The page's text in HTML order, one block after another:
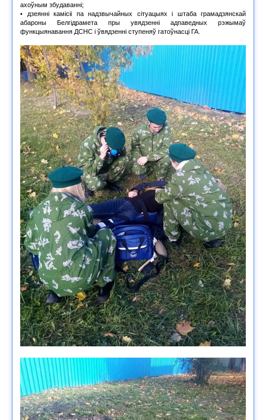
ахоўным збудаванні;
• дзеянні камісіі па надзвычайных сітуацыях і штаба грамадзянскай
абароны Белгідрамета пры увядзенні адпаведных рэжымаў
функцыянавання ДСНС і ўвядзенні ступеняў гатоўнасці ГА.